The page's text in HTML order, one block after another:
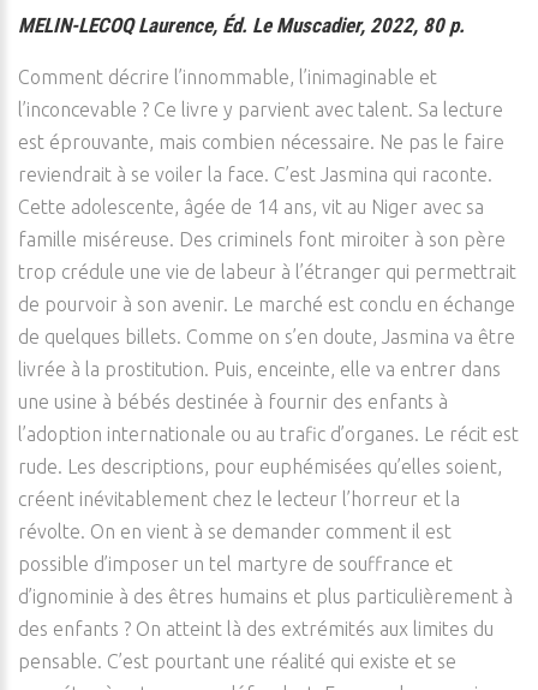
MELIN-LECOQ Laurence, Éd. Le Muscadier, 2022, 80 p.
Comment décrire l’innommable, l’inimaginable et
l’inconcevable ? Ce livre y parvient avec talent. Sa lecture
est éprouvante, mais combien nécessaire. Ne pas le faire
reviendrait à se voiler la face. C’est Jasmina qui raconte.
Cette adolescente, âgée de 14 ans, vit au Niger avec sa
famille miséreuse. Des criminels font miroiter à son père
trop crédule une vie de labeur à l’étranger qui permettrait
de pourvoir à son avenir. Le marché est conclu en échange
de quelques billets. Comme on s’en doute, Jasmina va être
livrée à la prostitution. Puis, enceinte, elle va entrer dans
une usine à bébés destinée à fournir des enfants à
l’adoption internationale ou au trafic d’organes. Le récit est
rude. Les descriptions, pour euphémisées qu’elles soient,
créent inévitablement chez le lecteur l’horreur et la
révolte. On en vient à se demander comment il est
possible d’imposer un tel martyre de souffrance et
d’ignominie à des êtres humains et plus particulièrement à
des enfants ? On atteint là des extrémités aux limites du
pensable. C’est pourtant une réalité qui existe et se